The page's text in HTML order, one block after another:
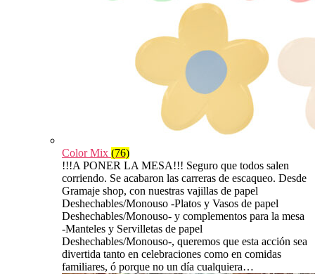
Color Mix (76)
!!!A PONER LA MESA!!! Seguro que todos salen
corriendo. Se acabaron las carreras de escaqueo. Desde
Gramaje shop, con nuestras vajillas de papel
Deshechables/Monouso -Platos y Vasos de papel
Deshechables/Monouso- y complementos para la mesa
-Manteles y Servilletas de papel
Deshechables/Monouso-, queremos que esta acción sea
divertida tanto en celebraciones como en comidas
familiares, ó porque no un día cualquiera…